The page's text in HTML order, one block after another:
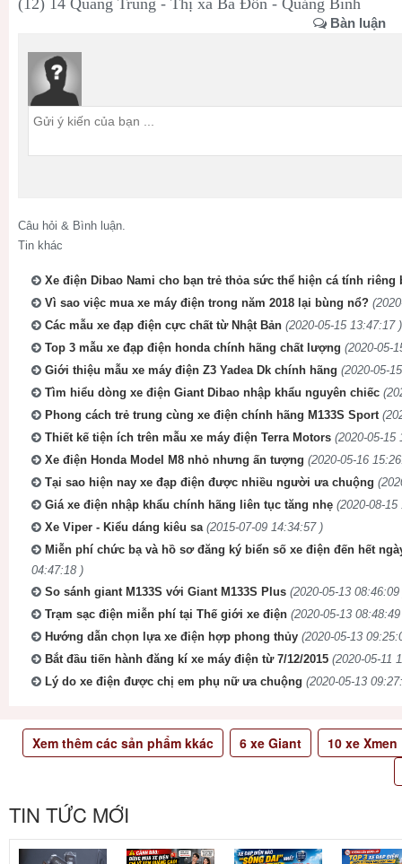
Bàn luận
Câu hỏi & Bình luận.
Tin khác
Xe điện Dibao Nami cho bạn trẻ thỏa sức thể hiện cá tính riêng
Vì sao việc mua xe máy điện trong năm 2018 lại bùng nổ?
Các mẫu xe đạp điện cực chất từ Nhật Bản (2020-05-15 13:47:17 )
Top 3 mẫu xe đạp điện honda chính hãng chất lượng (2020-05-
Giới thiệu mẫu xe máy điện Z3 Yadea Dk chính hãng (2020-05-
Tìm hiểu dòng xe điện Giant Dibao nhập khẩu nguyên chiếc
Phong cách trẻ trung cùng xe điện chính hãng M133S Sport
Thiết kế tiện ích trên mẫu xe máy điện Terra Motors (2020-05-15
Xe điện Honda Model M8 nhỏ nhưng ấn tượng (2020-05-16
Tại sao hiện nay xe đạp điện được nhiều người ưa chuộng
Giá xe điện nhập khẩu chính hãng liên tục tăng nhẹ (2020-08-15
Xe Viper - Kiểu dáng kiêu sa (2015-07-09 14:34:57 )
Miễn phí chức bạ và hồ sơ đăng ký biển số xe điện đến hết
04:47:18 )
So sánh giant M133S với Giant M133S Plus (2020-05-13 08:46:09
Trạm sạc điện miễn phí tại Thế giới xe điện (2020-05-13
Hướng dẫn chọn lựa xe điện hợp phong thủy (2020-05-13
Bắt đầu tiến hành đăng kí xe máy điện từ 7/12/2015 (2020-05-11
Lý do xe điện được chị em phụ nữ ưa chuộng (2020-05-13
Xem thêm các sản phẩm kkác 6xe Giant 10xe Xmen
TIN TỨC MỚI